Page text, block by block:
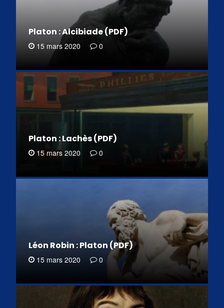
Platon : Alcibiade (PDF)
15 mars 2020 0
Platon : Lachès (PDF)
15 mars 2020 0
Léon Robin : Platon (PDF)
15 mars 2020 0